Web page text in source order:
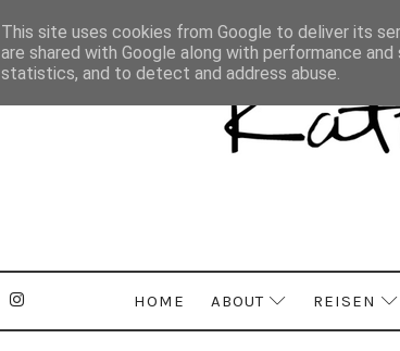
HOME ABOUT REISEN
This site uses cookies from Google to deliver its
are shared with Google along with performance
statistics, and to detect and address abuse.